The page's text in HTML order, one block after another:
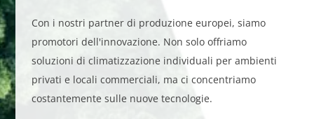
Con i nostri partner di produzione europei, siamo
promotori dell'innovazione. Non solo offriamo
soluzioni di climatizzazione individuali per ambienti
privati e locali commerciali, ma ci concentriamo
costantemente sulle nuove tecnologie.